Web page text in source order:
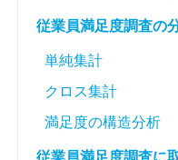
従業員満足度調査の
単純集計
クロス集計
満足度の構造分析
従業員満足度調査に